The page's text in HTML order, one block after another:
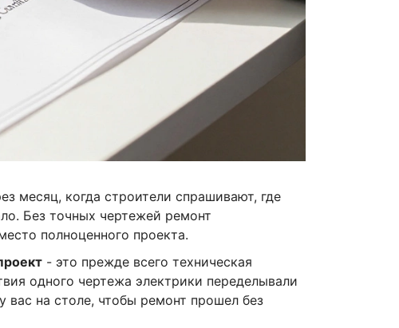
месяц, когда строители спрашивают, где
Без точных чертежей ремонт
полноценного проекта.
- это прежде всего техническая
одного чертежа электрики переделывали
на столе, чтобы ремонт прошел без